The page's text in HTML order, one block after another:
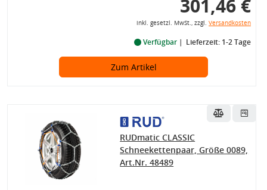
301,46 €
inkl. gesetzl. MwSt., zzgl. Versandkosten
Verfügbar Lieferzeit: 1-2 Tage
Zum Artikel
RUDmatic CLASSIC
Schneekettenpaar, Größe 0089,
Art.Nr. 48489